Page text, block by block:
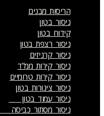
הריסות מבנים
ניסור בטון
קידוח בטון
ניסור רצפת בטון
ניסור קרניזים
ניסור קירות ממ"ד
ניסור קירות טרומיים
ניסור צינורות בטון
ניסור עמוד בטון
ניסור מסתור כביסה